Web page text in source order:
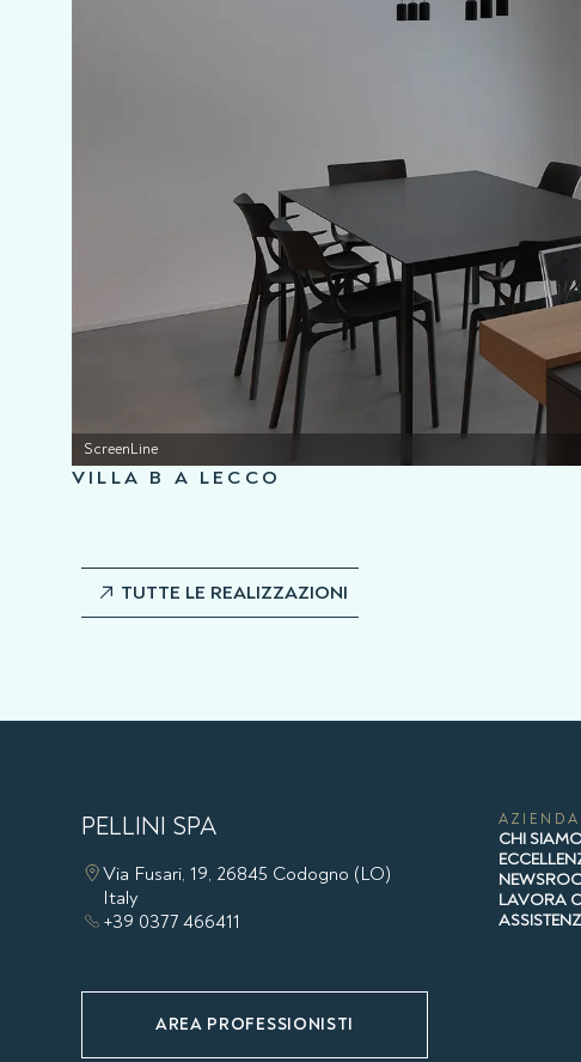
ScreenLine
VILLA B A LECCO
TUTTE LE REALIZZAZIONI
PELLINI SPA
Via Fusari, 19, 26845 Codogno (LO)
Italy
+39 0377 466411
AREA PROFESSIONISTI
AZIENDA
CHI
LAVORA